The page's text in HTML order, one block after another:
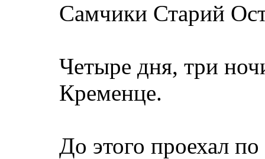
Самчики Старий
Четыре дня, три
Кременце.
До этого проехал